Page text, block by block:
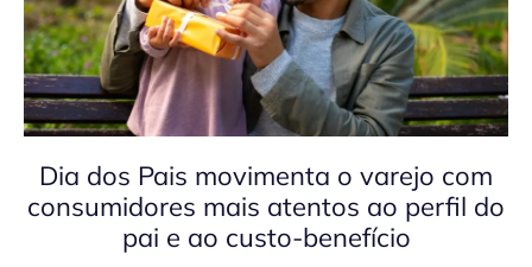
Dia dos Pais movimenta o varejo com
consumidores mais atentos ao perfil do
pai e ao custo-benefício